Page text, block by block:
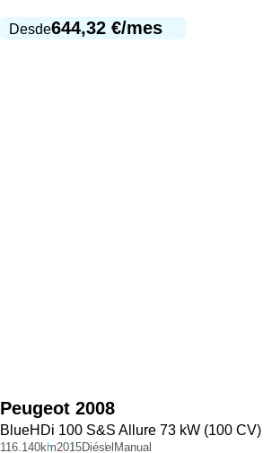
Desde644,32 €/mes
Peugeot 2008
BlueHDi 100 S&S Allure 73 kW (100 CV)
116.140km2015Diésel Manual